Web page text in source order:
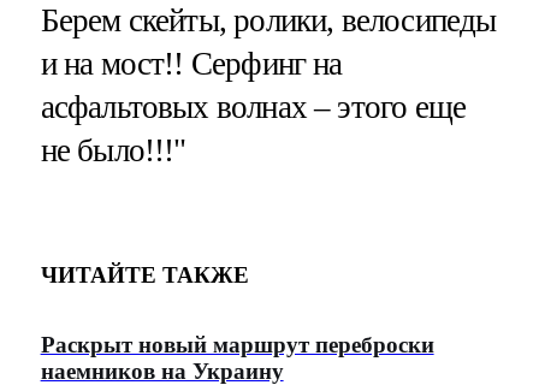
Берем скейты, ролики, велосипеды
и на мост!! Серфинг на
асфальтовых волнах – этого еще
не было!!!"
ЧИТАЙТЕ ТАКЖЕ
Раскрыт новый маршрут переброски
наемников на Украину